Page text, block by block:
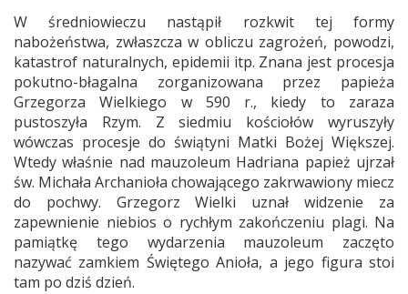
W średniowieczu nastąpił rozkwit tej formy
nabożeństwa, zwłaszcza w obliczu zagrożeń, powodzi,
katastrof naturalnych, epidemii itp. Znana jest procesja
pokutno-błagalna zorganizowana przez papieża
Grzegorza Wielkiego w 590 r., kiedy to zaraza
pustoszyła Rzym. Z siedmiu kościołów wyruszyły
wówczas procesje do świątyni Matki Bożej Większej.
Wtedy właśnie nad mauzoleum Hadriana papież ujrzał
św. Michała Archanioła chowającego zakrwawiony miecz
do pochwy. Grzegorz Wielki uznał widzenie za
zapewnienie niebios o rychłym zakończeniu plagi. Na
pamiątkę tego wydarzenia mauzoleum zaczęto
nazywać zamkiem Świętego Anioła, a jego figura stoi
tam po dziś dzień.